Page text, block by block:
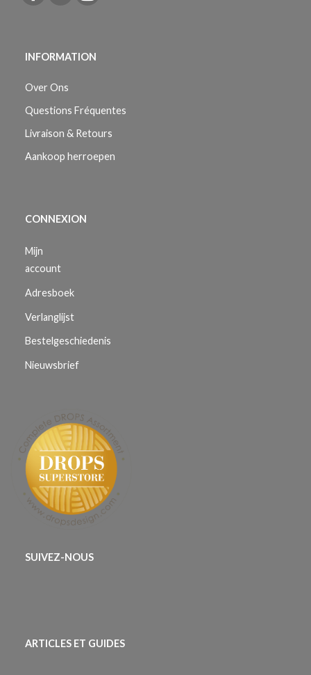
INFORMATION
Over Ons
Questions Fréquentes
Livraison & Retours
Aankoop herroepen
CONNEXION
Mijn
account
Adresboek
Verlanglijst
Bestelgeschiedenis
Nieuwsbrief
SUIVEZ-NOUS
ARTICLES ET GUIDES